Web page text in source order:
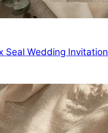
Seal Wedding Invitation